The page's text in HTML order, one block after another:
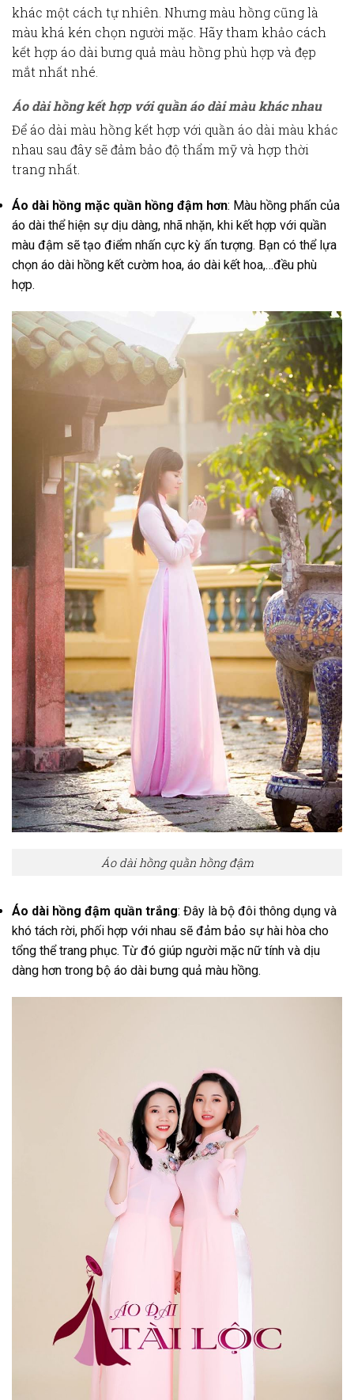
khác một cách tự nhiên. Nhưng màu hồng cũng là
màu khá kén chọn người mặc. Hãy tham khảo cách
kết hợp áo dài bưng quả màu hồngphù hợp và đẹp
mắt nhất nhé.
Áo dài hồng kết hợp với quần áo dài màu khác nhau
Để áo dài màu hồngkết hợp với quần áo dài màu khác
nhau sau đây sẽ đảm bảo độ thẩm mỹ và hợp thời
trang nhất.
Áo dài hồng mặc quần hồng đậm hơn: Màu hồng phấn của
áo dài thể hiện sự dịu dàng, nhã nhặn, khi kết hợp với quần
màu đậm sẽ tạo điểm nhấn cực kỳ ấn tượng. Bạn có thể lựa
chọn áo dài hồng kết cườm hoa, áo dài kết hoa,…đều phù
hợp.
Áo dài hồng quần hồng đậm
Áo dài hồng đậm quần trắng: Đây là bộ đôi thông dụng và
khó tách rời, phối hợp với nhau sẽ đảm bảo sự hài hòa cho
tổng thể trang phục. Từ đó giúp người mặc nữ tính và dịu
dàng hơn trong bộ áo dài bưng quả màu hồng.